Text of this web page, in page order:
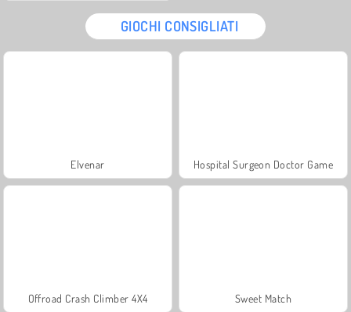
GIOCHI CONSIGLIATI
Elvenar Hospital Surgeon Doctor Game
Offroad Crash Climber 4X4 Sweet Match